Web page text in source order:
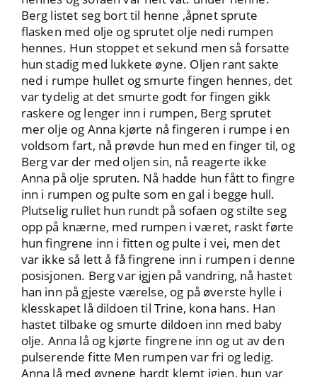
Berg listet seg bort til henne ,åpnet sprute
flasken med olje og sprutet olje nedi rumpen
hennes. Hun stoppet et sekund men så forsatte
hun stadig med lukkete øyne. Oljen rant sakte
ned i rumpe hullet og smurte fingen hennes, det
var tydelig at det smurte godt for fingen gikk
raskere og lenger inn i rumpen, Berg sprutet
mer olje og Anna kjørte nå fingeren i rumpe i en
voldsom fart, nå prøvde hun med en finger til, og
Berg var der med oljen sin, nå reagerte ikke
Anna på olje spruten. Nå hadde hun fått to fingre
inn i rumpen og pulte som en gal i begge hull.
Plutselig rullet hun rundt på sofaen og stilte seg
opp på knærne, med rumpen i været, raskt førte
hun fingrene inn i fitten og pulte i vei, men det
var ikke så lett å få fingrene inn i rumpen i denne
posisjonen. Berg var igjen på vandring, nå hastet
han inn på gjeste værelse, og på øverste hylle i
klesskapet lå dildoen til Trine, kona hans. Han
hastet tilbake og smurte dildoen inn med baby
olje. Anna lå og kjørte fingrene inn og ut av den
pulserende fitte Men rumpen var fri og ledig.
Anna lå med øynene hardt klemt igjen, hun var